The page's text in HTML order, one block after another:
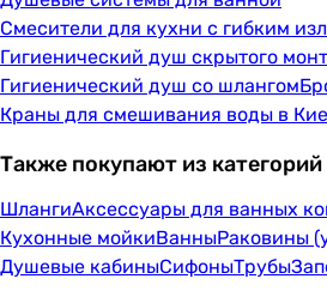
Cмесители для кухни с гибким
Гигиенический душ скрытого
Гигиенический душ со шлангом
Краны для смешивания воды в
Также покупают из категорий
ШлангиАксессуары для ванных
Кухонные мойкиВанныРаковины
Душевые кабиныСифоныТрубы